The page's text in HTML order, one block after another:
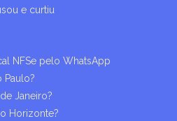
e curtiu
NFSe pelo WhatsApp
Paulo?
Janeiro?
Horizonte?